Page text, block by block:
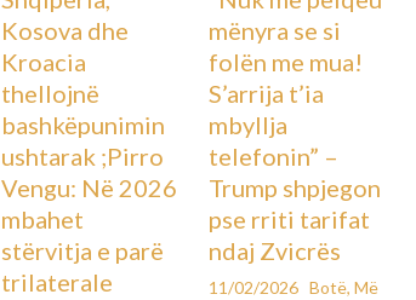
Kosova dhe
Kroacia
thellojnë
bashkëpunimin
ushtarak ;Pirro
Vengu: Në 2026
mbahet
stërvitja e parë
trilaterale
mënyra se si
folën me mua!
S’arrija t’ia
mbyllja
telefonin” –
Trump shpjegon
pse rriti tarifat
ndaj Zvicrës
11/02/2026 Botë,Më